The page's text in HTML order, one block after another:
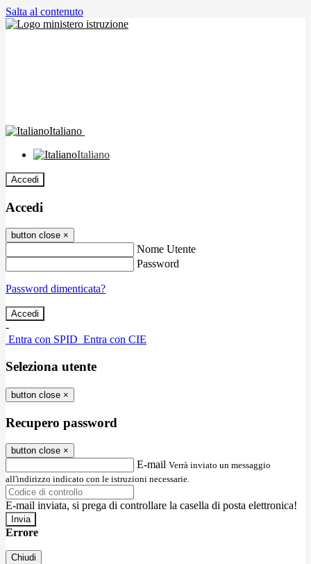
Salta al contenuto
Italiano
Italiano
Accedi
Accedi
button close ×
Nome Utente
Password
Password dimenticata?
-
Entra con SPID Entra con CIE
Seleziona utente
button close ×
Recupero password
button close ×
E-mail Verrà inviato un messaggio
all'indirizzo indicato con le istruzioni necessarie.
E-mail inviata, si prega di controllare la casella di posta elettronica!
Errore
Chiudi